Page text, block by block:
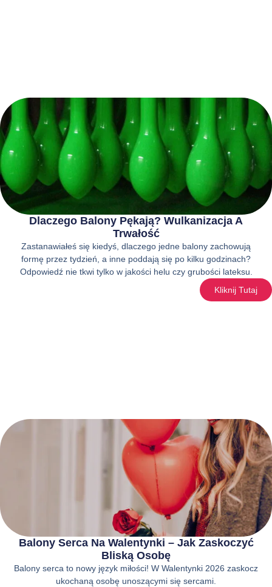
Dlaczego Balony Pękają? Wulkanizacja A
Trwałość
Zastanawiałeś się kiedyś, dlaczego jedne balony zachowują
formę przez tydzień, a inne poddają się po kilku godzinach?
Odpowiedź nie tkwi tylko w jakości helu czy grubości lateksu.
Kliknij Tutaj
Balony Serca Na Walentynki – Jak Zaskoczyć
Bliską Osobę
Balony serca to nowy język miłości! W Walentynki 2026 zaskocz
ukochaną osobę unoszącymi się sercami.